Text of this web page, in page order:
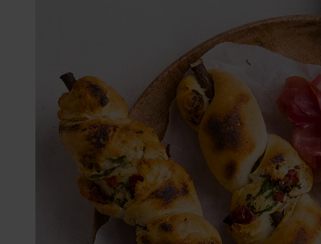
Schwebender Seitenbereich